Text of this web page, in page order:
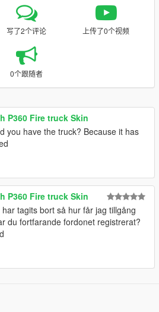
写了2个评论 上传了0个视频
0个跟随者
P360 Fire truck Skin
you have the truck? Because it has
P360 Fire truck Skin
tagits bort så hur får jag tillgång
du fortfarande fordonet registrerat?